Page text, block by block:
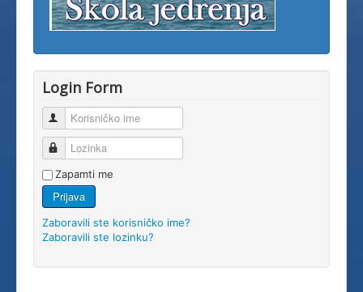
Login Form
Korisničko ime
Lozinka
Zapamti me
Prijava
Zaboravili ste korisničko ime?
Zaboravili ste lozinku?